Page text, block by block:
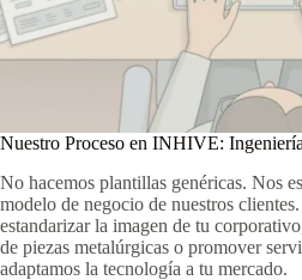
Nuestro Proceso en INHIVE:
No hacemos plantillas genéricas. Nos
modelo de negocio de nuestros clientes.
estandarizar la imagen de tu
de piezas metalúrgicas o promover
adaptamos la tecnología a tu mercado.